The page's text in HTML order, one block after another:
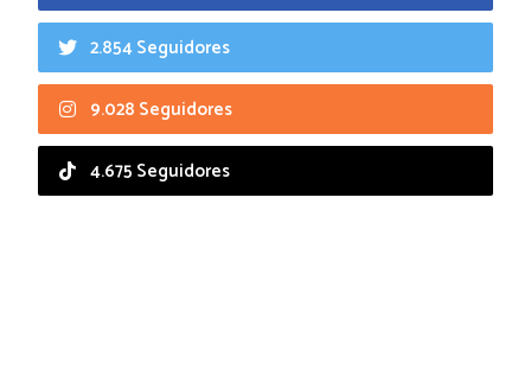
2.854 Seguidores
9.028 Seguidores
4.675 Seguidores